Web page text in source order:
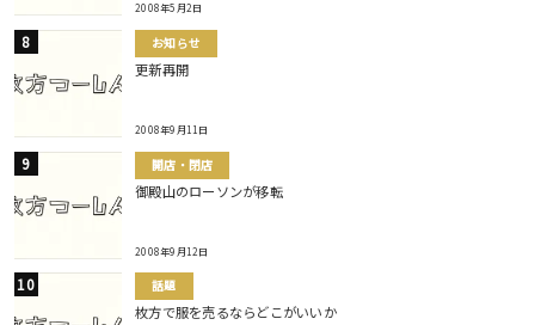
2008年5月2日
お知らせ
更新再開
2008年9月11日
開店・閉店
御殿山のローソンが移転
2008年9月12日
話題
枚方で服を売るならどこがいいか